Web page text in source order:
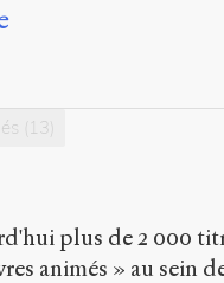
(13)
plus de 2 000
animés » au sein